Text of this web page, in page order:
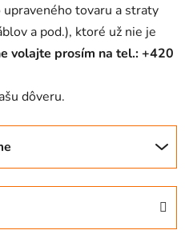
tovaru a straty
a pod.), ktoré už nie je
volajte prosím na tel.: +420
dôveru.